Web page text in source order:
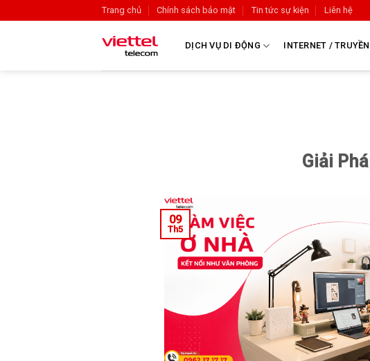
Trang chủ Chính sách bảo mật Tin tức sự kiện Liên hệ
DỊCH VỤ DI ĐỘNG INTERNET /
Giải
09
Th5